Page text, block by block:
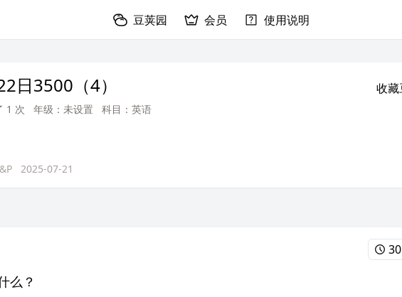
豆荚园 会员 使用说明
日3500（4） 收
1 次 年级：未设置 科目：英语
2025-07-21
么？